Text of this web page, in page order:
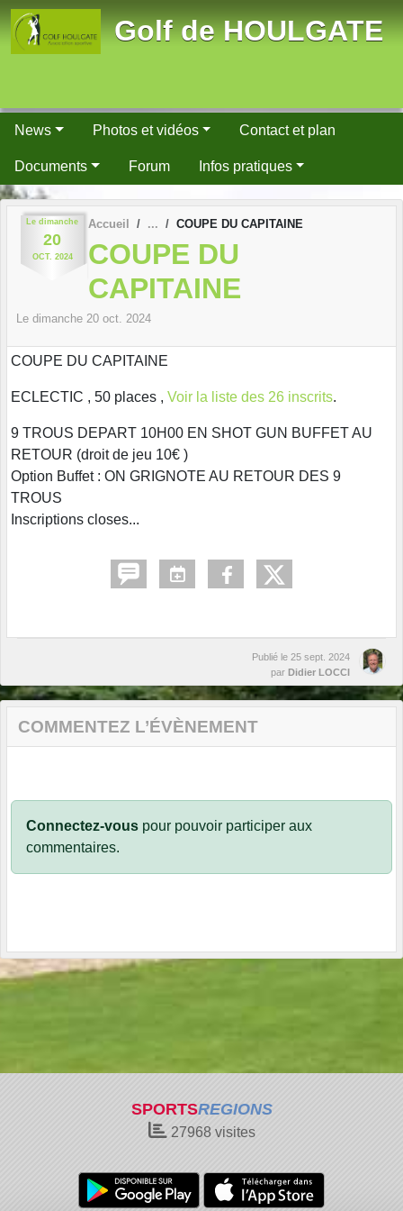
Golf de HOULGATE
News Photos et vidéos Contact et plan
Documents Forum Infos pratiques
Le dimanche
20
OCT. 2024
Accueil COUPE DU CAPITAINE
COUPE DU
CAPITAINE
Le dimanche 20 oct. 2024
COUPE DU CAPITAINE
ECLECTIC , 50 places , Voir la liste des 26 inscrits.
9 TROUS DEPART 10H00 EN SHOT GUN BUFFET AU
RETOUR (droit de jeu 10€ )
Option Buffet : ON GRIGNOTE AU RETOUR DES 9
TROUS
Inscriptions closes...
Publié le 25 sept. 2024
par Didier LOCCI
COMMENTEZ L’ÉVÈNEMENT
Connectez-vous pour pouvoir participer aux
commentaires.
SPORTSREGIONS
27968visites
Panneau de gestion des cookies